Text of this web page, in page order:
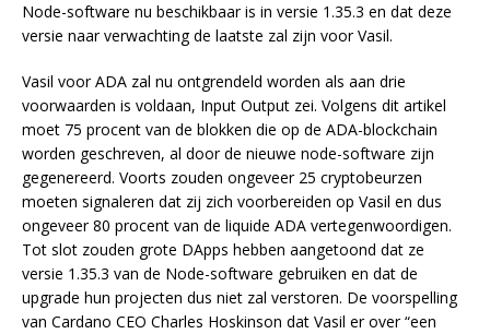
Node-software nu beschikbaar is in versie 1.35.3 en dat deze
versie naar verwachting de laatste zal zijn voor Vasil.
Vasil voor ADA zal nu ontgrendeld worden als aan drie
voorwaarden is voldaan, Input Output zei. Volgens dit artikel
moet 75 procent van de blokken die op de ADA-blockchain
worden geschreven, al door de nieuwe node-software zijn
gegenereerd. Voorts zouden ongeveer 25 cryptobeurzen
moeten signaleren dat zij zich voorbereiden op Vasil en dus
ongeveer 80 procent van de liquide ADA vertegenwoordigen.
Tot slot zouden grote DApps hebben aangetoond dat ze
versie 1.35.3 van de Node-software gebruiken en dat de
upgrade hun projecten dus niet zal verstoren. De voorspelling
van Cardano CEO Charles Hoskinson dat Vasil er over “een